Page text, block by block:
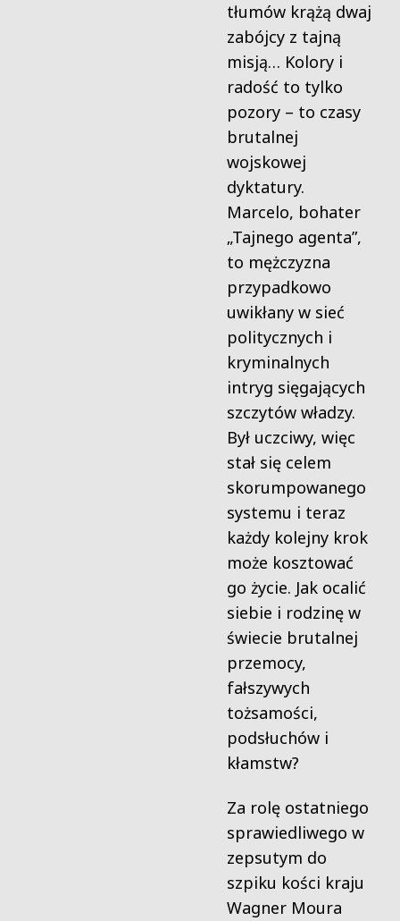
tłumów krążą dwaj
zabójcy z tajną
misją… Kolory i
radość to tylko
pozory – to czasy
brutalnej
wojskowej
dyktatury.
Marcelo, bohater
„Tajnego agenta”,
to mężczyzna
przypadkowo
uwikłany w sieć
politycznych i
kryminalnych
intryg sięgających
szczytów władzy.
Był uczciwy, więc
stał się celem
skorumpowanego
systemu i teraz
każdy kolejny krok
może kosztować
go życie. Jak ocalić
siebie i rodzinę w
świecie brutalnej
przemocy,
fałszywych
tożsamości,
podsłuchów i
kłamstw?
Za rolę ostatniego
sprawiedliwego w
zepsutym do
szpiku kości kraju
Wagner Moura